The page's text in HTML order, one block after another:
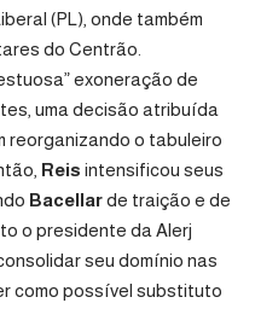
(PL), onde também
do Centrão.
exoneração de
uma decisão atribuída
reorganizando o tabuleiro
Reis intensificou seus
Bacellarde traição e de
o presidente da Alerj
seu domínio nas
como possível substituto